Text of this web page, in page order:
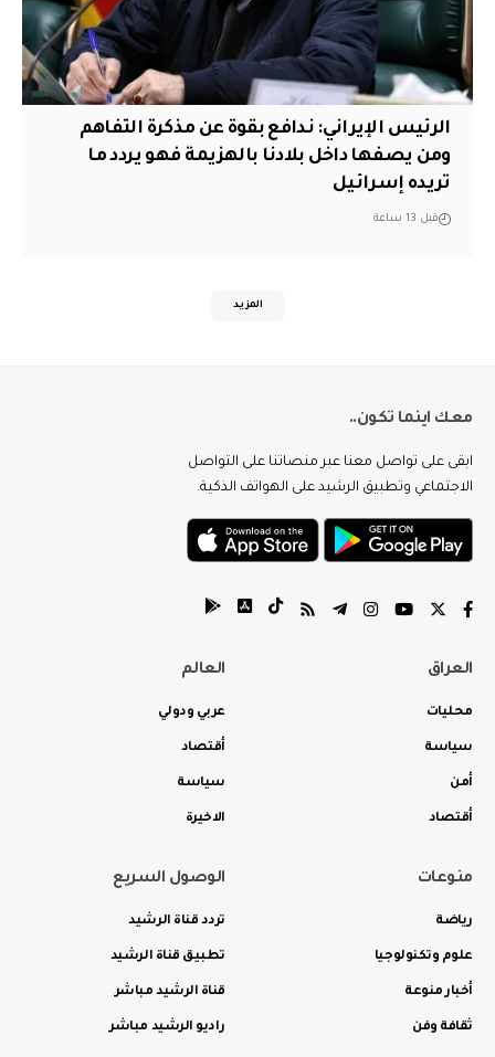
الرئيس الإيراني: ندافع بقوة عن مذكرة التفاهم
ومن يصفها داخل بلادنا بالهزيمة فهو يردد ما
تريده إسرائيل
قبل 13 ساعة
المزيد
معك اينما تكون..
ابقى على تواصل معنا عبر منصاتنا على التواصل
الاجتماعي وتطبيق الرشيد على الهواتف الذكية.
العراق
محليات
سياسة
أمن
أقتصاد
العالم
عربي ودولي
أقتصاد
سياسة
الاخيرة
منوعات
رياضة
علوم وتكنولوجيا
أخبار منوعة
ثقافة وفن
الوصول السريع
تردد قناة الرشيد
تطبيق قناة الرشيد
قناة الرشيد مباشر
راديو الرشيد مباشر